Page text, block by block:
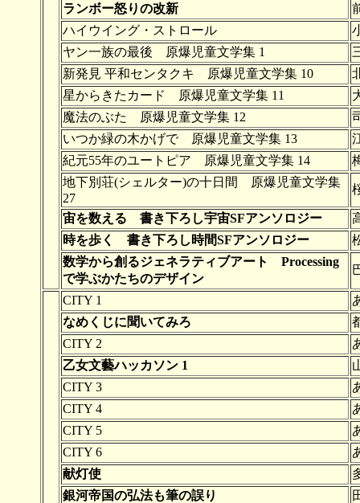
ランボー怒りの改新
ハイウイング・ストロール
ヤン一族の最後 原爆児童文学集 1
新発見 平和センタクキ 原爆児童文学集 10
星からきたカード 原爆児童文学集 11
魔法のぶた 原爆児童文学集 12
いつか緑の木かげで 原爆児童文学集 13
紀元55年のユートピア 原爆児童文学集 14
地下別荘(シェルター)の十日間 原爆児童文学集
27
宙を数える 書き下ろし宇宙SFアンソロジー
時を歩く 書き下ろし時間SFアンソロジー
数学から創るジェネラティブアート Processing
で学ぶかたちのデザイン
CITY 1
なめくじに聞いてみろ
CITY 2
乙女文藝ハッカソン 1
CITY 3
CITY 4
CITY 5
CITY 6
献灯使
銀河帝国の弘法も筆の誤り